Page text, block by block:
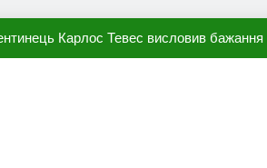
Карлос Тевес висловив бажання